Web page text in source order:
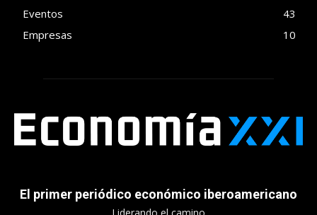
Eventos
43
Empresas
10
El primer periódico económico iberoamericano